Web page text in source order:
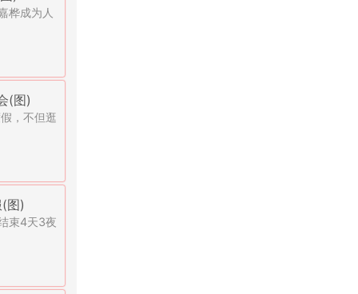
桦成为人
(图)
，不但逛
图)
束4天3夜